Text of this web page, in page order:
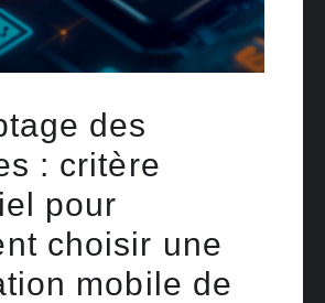
des
: critère
pour
choisir une
mobile de